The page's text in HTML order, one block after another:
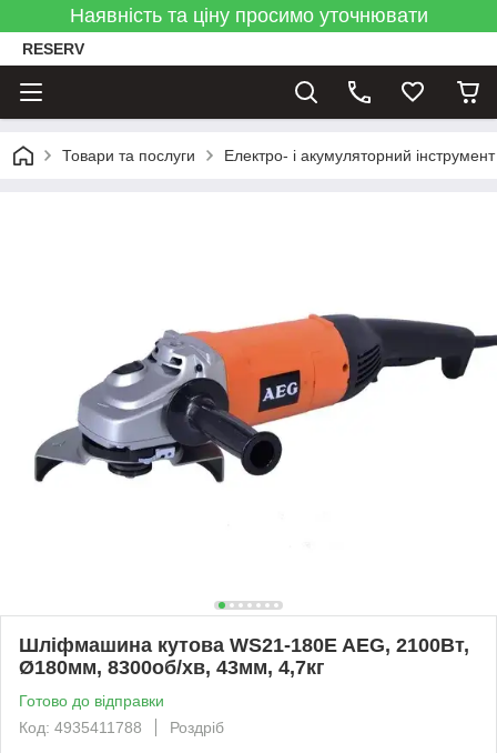
Наявність та ціну просимо уточнювати
RESERV
Товари та послуги Електро- і акумуляторний інструмент
Шліфмашина кутова WS21-180E AEG, 2100Вт,
Ø180мм, 8300об/хв, 43мм, 4,7кг
Готово до відправки
Код: 4935411788
Роздріб